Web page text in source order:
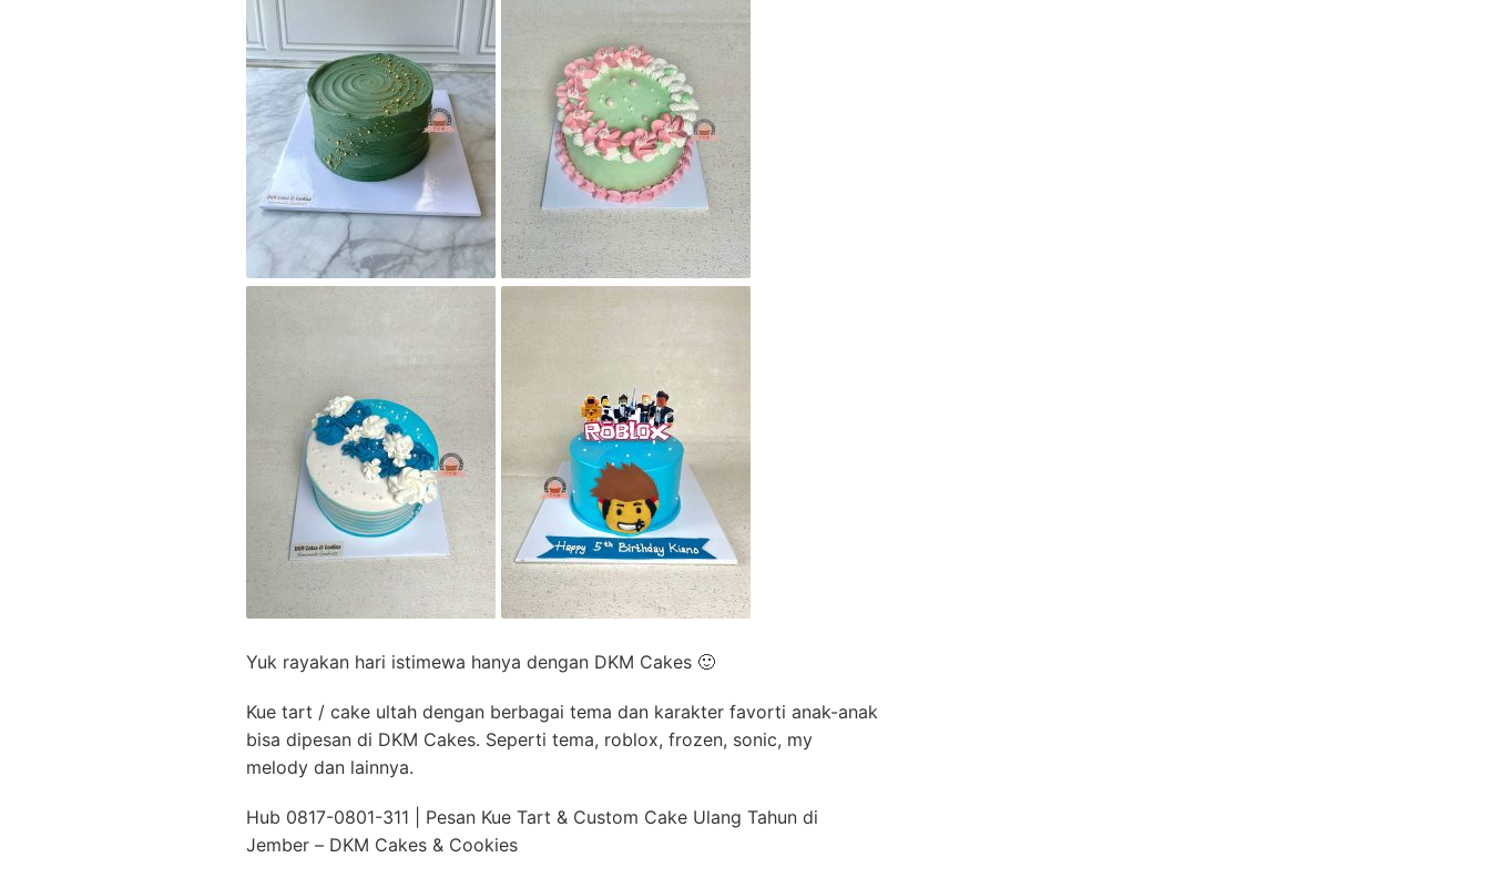
Yuk rayakan hari istimewa hanya dengan DKM Cakes 🙂
Kue tart / cake ultah dengan berbagai tema dan karakter favorti anak-anak
bisa dipesan di DKM Cakes. Seperti tema, roblox, frozen, sonic, my
melody dan lainnya.
Hub 0817-0801-311 | Pesan Kue Tart & Custom Cake Ulang Tahun di
Jember – DKM Cakes & Cookies